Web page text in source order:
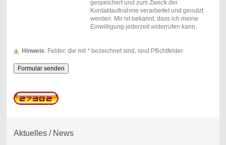
gespeichert und zum Zweck der
Kontaktaufnahme verarbeitet und genutzt
werden. Mir ist bekannt, dass ich meine
Einwilligung jederzeit widerrufen kann.
Hinweis : Felder, die mit *bezeichnet sind, sind Pflichtfelder.
Aktuelles / News